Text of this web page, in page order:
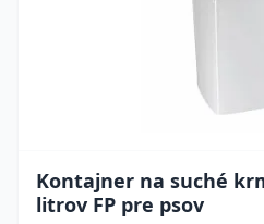
Kontajner na suché
litrov FP pre psov